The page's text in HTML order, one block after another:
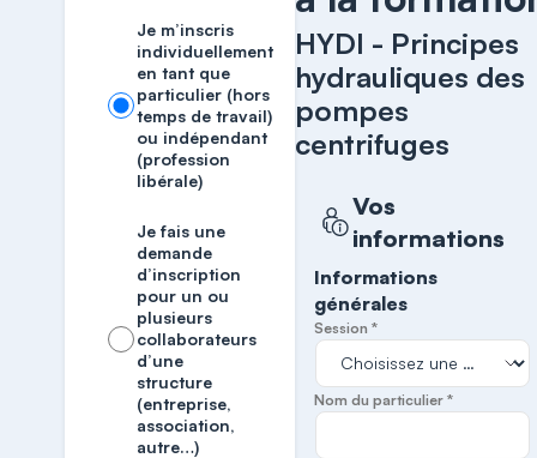
Je m’inscris
individuellement
en tant que
particulier (hors
temps de travail)
ou indépendant
(profession
libérale)
Je fais une
demande
d’inscription
pour un ou
plusieurs
collaborateurs
d’une
structure
(entreprise,
association,
autre…)
HYDI - Principes
hydrauliques des
pompes
centrifuges
Vos
informations
Informations
générales
Session *
Nom du particulier *